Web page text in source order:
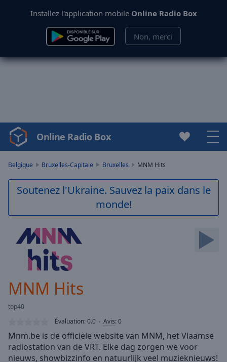
Installez l'application mobile Online Radio Box
Non, merci
Video
Player
Play
Video
Skip
Skip
Forward
Loaded
Stream
TypeLIVE
Seek to
Online Radio Box
Belgique Bruxelles-Capitale Bruxelles MNM Hits
Soutenez l'Ukraine. Sauvez la paix dans le
monde!
MNM Hits
top40
Évaluation:0.0 Avis:0
Mnm.be is de officiële website van MNM, het Vlaamse
radiostation van de VRT. Elke dag zorgen we voor
nieuws, showbizzinfo en natuurlijk veel muzieknieuws!